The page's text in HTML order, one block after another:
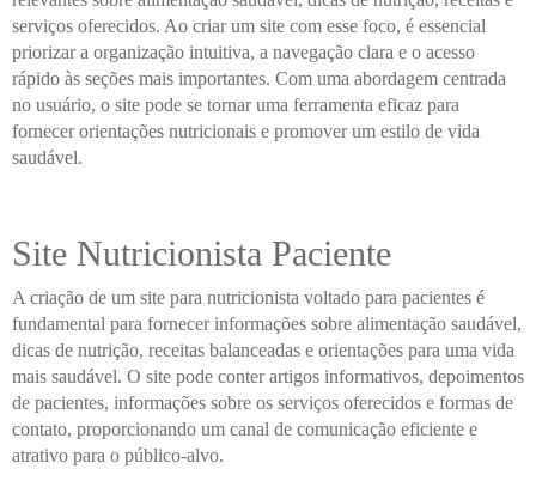
serviços oferecidos. Ao criar um site com esse foco, é essencial
priorizar a organização intuitiva, a navegação clara e o acesso
rápido às seções mais importantes. Com uma abordagem centrada
no usuário, o site pode se tornar uma ferramenta eficaz para
fornecer orientações nutricionais e promover um estilo de vida
saudável.
Site Nutricionista Paciente
A criação de um site para nutricionista voltado para pacientes é
fundamental para fornecer informações sobre alimentação saudável,
dicas de nutrição, receitas balanceadas e orientações para uma vida
mais saudável. O site pode conter artigos informativos, depoimentos
de pacientes, informações sobre os serviços oferecidos e formas de
contato, proporcionando um canal de comunicação eficiente e
atrativo para o público-alvo.